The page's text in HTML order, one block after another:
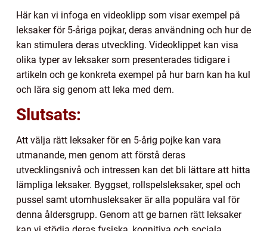
Här kan vi infoga en videoklipp som visar exempel på
leksaker för 5-åriga pojkar, deras användning och hur de
kan stimulera deras utveckling. Videoklippet kan visa
olika typer av leksaker som presenterades tidigare i
artikeln och ge konkreta exempel på hur barn kan ha kul
och lära sig genom att leka med dem.
Slutsats:
Att välja rätt leksaker för en 5-årig pojke kan vara
utmanande, men genom att förstå deras
utvecklingsnivå och intressen kan det bli lättare att hitta
lämpliga leksaker. Byggset, rollspelsleksaker, spel och
pussel samt utomhusleksaker är alla populära val för
denna åldersgrupp. Genom att ge barnen rätt leksaker